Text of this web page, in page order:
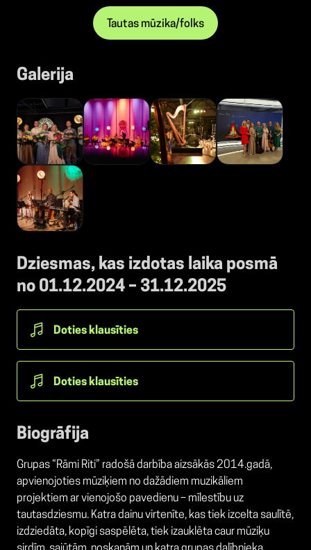
Tautas mūzika/folks
Galerija
Dziesmas, kas izdotas laika posmā
no 01.12.2024 – 31.12.2025
Doties klausīties
Doties klausīties
Biogrāfija
Grupas “Rāmi Riti” radošā darbība aizsākās 2014.gadā,
apvienojoties mūziķiem no dažādiem muzikāliem
projektiem ar vienojošo pavedienu – mīlestību uz
tautasdziesmu. Katra dainu virtenīte, kas tiek izcelta saulītē,
izdziedāta, kopīgi saspēlēta, tiek izauklēta caur mūziķu